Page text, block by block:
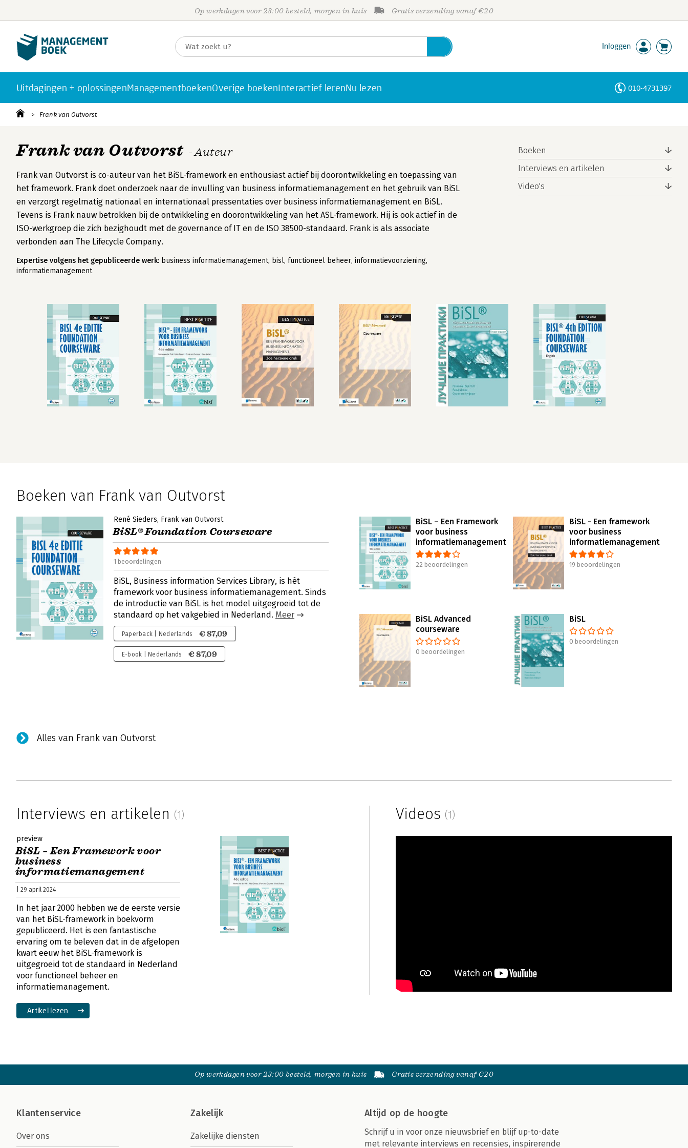
Op werkdagen voor 23:00 besteld, morgen in huis Gratis verzending vanaf €20
Inloggen
Uitdagingen + oplossingenManagementboekenOverige boekenInteractief lerenNu lezen 010-4731397
Frank van Outvorst
Frank van Outvorst - Auteur
Frank van Outvorst is co-auteur van het BiSL-framework en enthousiast actief bij doorontwikkeling en toepassing van
het framework. Frank doet onderzoek naar de invulling van business informatiemanagement en het gebruik van BiSL
en verzorgt regelmatig nationaal en internationaal pressentaties over business informatiemanagement en BiSL.
Tevens is Frank nauw betrokken bij de ontwikkeling en doorontwikkeling van het ASL-framework. Hij is ook actief in de
ISO-werkgroep die zich bezighoudt met de governance of IT en de ISO 38500-standaard. Frank is als associate
verbonden aan The Lifecycle Company.
Expertise volgens het gepubliceerde werk: business informatiemanagement, bisl, functioneel beheer, informatievoorziening,
informatiemanagement
Boeken
Interviews en artikelen
Video's
Boeken van Frank van Outvorst
René Sieders Frank van Outvorst
BiSL® Foundation Courseware
1 beoordelingen
BiSL, Business information Services Library, is hèt
framework voor business informatiemanagement. Sinds
de introductie van BiSL is het model uitgegroeid tot de
standaard op het vakgebied in Nederland. Meer
Paperback | Nederlands € 87,09
E-book | Nederlands € 87,09
BiSL – Een Framework
voor business
informatiemanagement
22 beoordelingen
BiSL - Een framework
voor business
informatiemanagement
19 beoordelingen
BiSL Advanced
courseware
0 beoordelingen
BiSL
0 beoordelingen
Alles van Frank van Outvorst
Interviews en artikelen (1)
preview
BiSL – Een Framework voor
business
informatiemanagement
| 29 april 2024
In het jaar 2000 hebben we de eerste versie
van het BiSL-framework in boekvorm
gepubliceerd. Het is een fantastische
ervaring om te beleven dat in de afgelopen
kwart eeuw het BiSL-framework is
uitgegroeid tot de standaard in Nederland
voor functioneel beheer en
informatiemanagement.
Artikel lezen
Videos (1)
Op werkdagen voor 23:00 besteld, morgen in huis Gratis verzending vanaf €20
Klantenservice
Over ons
Zakelijk
Zakelijke diensten
Altijd op de hoogte
Schrijf u in voor onze nieuwsbrief en blijf up-to-date
met relevante interviews en recensies, inspirerende
Personen